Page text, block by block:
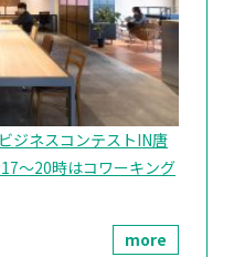
ジネスコンテストIN唐
～20時はコワーキング
more